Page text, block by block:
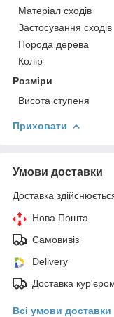
Матеріал сходів
Застосування сходів
Порода дерева
Колір
Розміри
Висота ступеня
Приховати
Умови доставки
Доставка
Нова Пошта
Самовивіз
Delivery
Доставка
Всі умови доставки